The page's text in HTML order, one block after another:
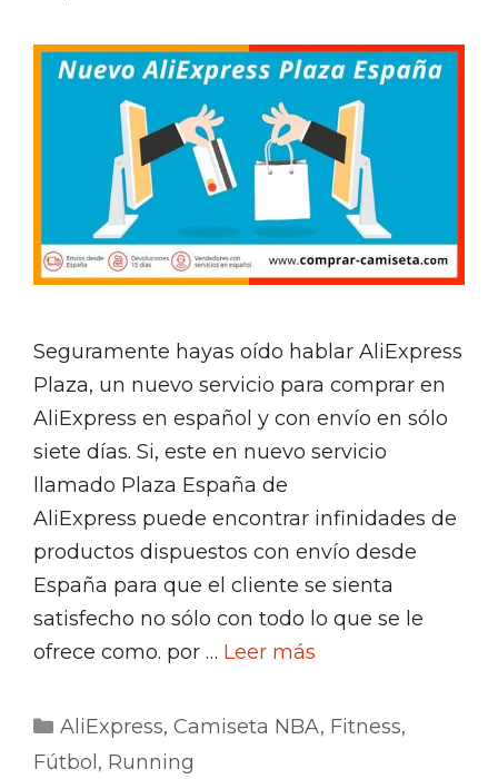
Seguramente hayas oído hablar AliExpress
Plaza, un nuevo servicio para comprar en
AliExpress en español y con envío en sólo
siete días. Si, este en nuevo servicio
llamado Plaza España de
AliExpress puede encontrar infinidades de
productos dispuestos con envío desde
España para que el cliente se sienta
satisfecho no sólo con todo lo que se le
ofrece como. por … Leer más
Categorías
AliExpress, Camiseta NBA, Fitness,
Fútbol , Running